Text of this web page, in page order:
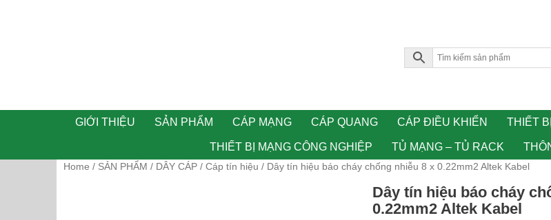
GIỚI THIỆU SẢN PHẨM CÁP MẠNG CÁP QUANG CÁP ĐIỀU KHIỂN THIẾT
THIẾT BỊ MẠNG CÔNG NGHIỆP TỦ MẠNG – TỦ RACK
Home / SẢN PHẨM / DÂY CÁP/ Cáp tín hiệu / Dây tín hiệu báo cháy chống nhiễu 8 x 0.22mm2 Altek Kabel
Dây tín hiệu báo cháy
0.22mm2 Altek Kabel